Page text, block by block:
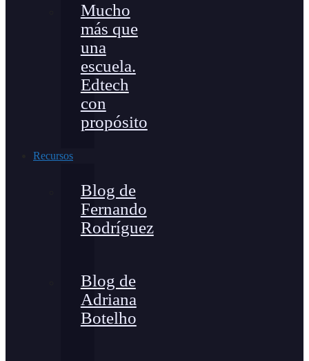
Mucho
más que
una
escuela.
Edtech
con
propósito
Recursos
Blog de
Fernando
Rodríguez
Blog de
Adriana
Botelho